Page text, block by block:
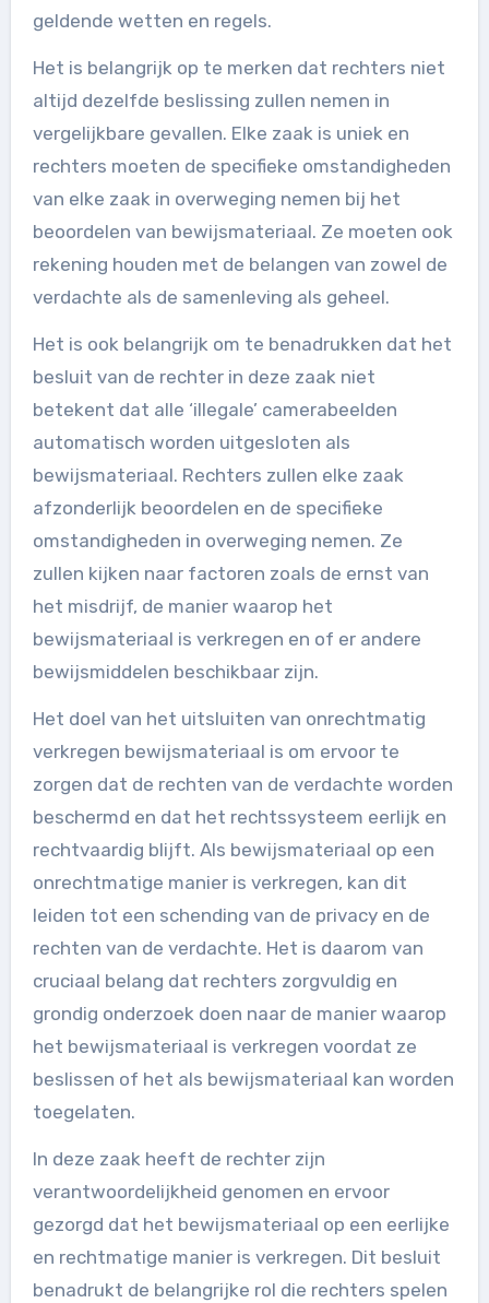
geldende wetten en regels.
Het is belangrijk op te merken dat rechters niet
altijd dezelfde beslissing zullen nemen in
vergelijkbare gevallen. Elke zaak is uniek en
rechters moeten de specifieke omstandigheden
van elke zaak in overweging nemen bij het
beoordelen van bewijsmateriaal. Ze moeten ook
rekening houden met de belangen van zowel de
verdachte als de samenleving als geheel.
Het is ook belangrijk om te benadrukken dat het
besluit van de rechter in deze zaak niet
betekent dat alle ‘illegale’ camerabeelden
automatisch worden uitgesloten als
bewijsmateriaal. Rechters zullen elke zaak
afzonderlijk beoordelen en de specifieke
omstandigheden in overweging nemen. Ze
zullen kijken naar factoren zoals de ernst van
het misdrijf, de manier waarop het
bewijsmateriaal is verkregen en of er andere
bewijsmiddelen beschikbaar zijn.
Het doel van het uitsluiten van onrechtmatig
verkregen bewijsmateriaal is om ervoor te
zorgen dat de rechten van de verdachte worden
beschermd en dat het rechtssysteem eerlijk en
rechtvaardig blijft. Als bewijsmateriaal op een
onrechtmatige manier is verkregen, kan dit
leiden tot een schending van de privacy en de
rechten van de verdachte. Het is daarom van
cruciaal belang dat rechters zorgvuldig en
grondig onderzoek doen naar de manier waarop
het bewijsmateriaal is verkregen voordat ze
beslissen of het als bewijsmateriaal kan worden
toegelaten.
In deze zaak heeft de rechter zijn
verantwoordelijkheid genomen en ervoor
gezorgd dat het bewijsmateriaal op een eerlijke
en rechtmatige manier is verkregen. Dit besluit
benadrukt de belangrijke rol die rechters spelen